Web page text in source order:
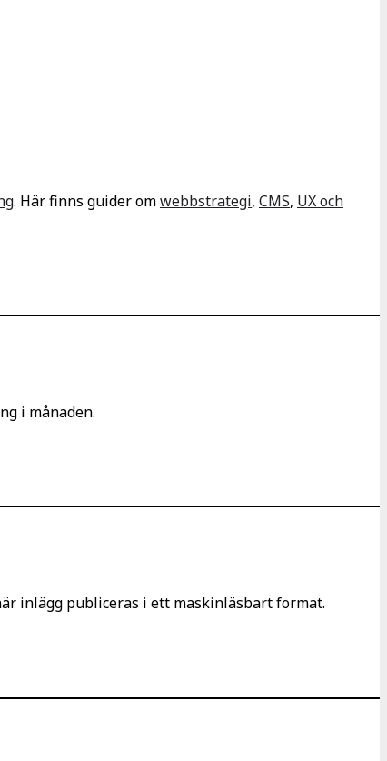
. Här finns guider omwebbstrategi, CMS, UX och
i månaden.
inlägg publiceras i ett maskinläsbart format.